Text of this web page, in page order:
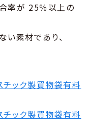
率が 25％以上の
い素材であり、
ック製買物袋有料
ック製買物袋有料